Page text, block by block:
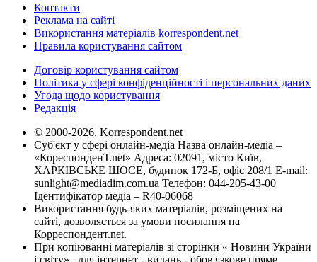
Контакти
Реклама на сайті
Використання матеріалів korrespondent.net
Правила користування сайтом
Договір користування сайтом
Політика у сфері конфіденційності і персональних даних
Угода щодо користування
Редакція
© 2000-2026, Korrespondent.net
Суб'єкт у сфері онлайн-медіа Назва онлайн-медіа –
«КореспонденТ.net» Адреса: 02091, місто Київ,
ХАРКІВСЬКЕ ШОСЕ, будинок 172-Б, офіс 208/1 E-mail:
sunlight@mediadim.com.ua Телефон: 044-205-43-00
Ідентифікатор медіа – R40-06068
Використання будь-яких матеріалів, розміщених на
сайті, дозволяється за умови посилання на
Корреспондент.net.
При копіюванні матеріалів зі сторінки « Новини України
і світу» , для інтернет - видань - обов'язкове пряме